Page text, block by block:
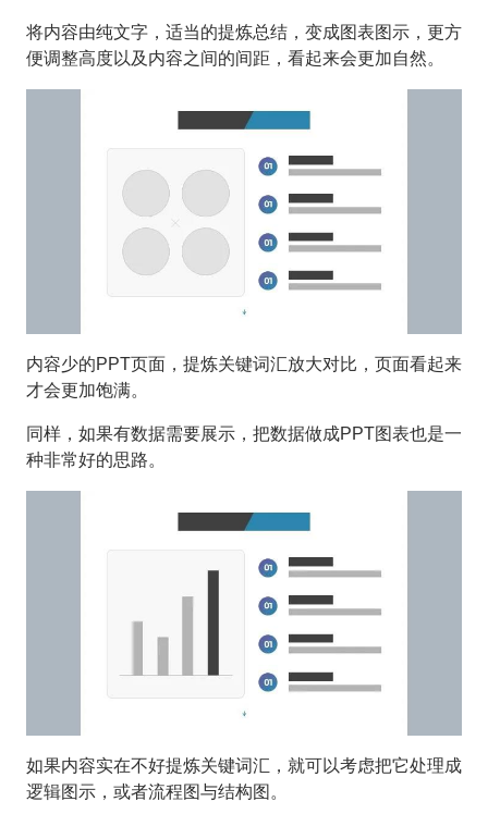
将内容由纯文字，适当的提炼总结，变成图表图示，更方
便调整高度以及内容之间的间距，看起来会更加自然。
内容少的PPT页面，提炼关键词汇放大对比，页面看起来
才会更加饱满。
同样，如果有数据需要展示，把数据做成PPT图表也是一
种非常好的思路。
如果内容实在不好提炼关键词汇，就可以考虑把它处理成
逻辑图示，或者流程图与结构图。